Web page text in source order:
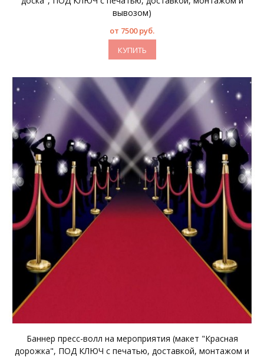
вывозом)
от 7500 руб.
КУПИТЬ
Баннер пресс-волл на мероприятия (макет "Красная
дорожка", ПОД КЛЮЧ с печатью, доставкой, монтажом и